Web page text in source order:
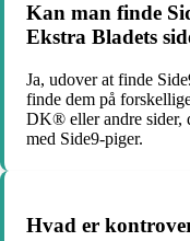
Kan man finde
Ekstra Bladets
Ja, udover at finde
finde dem på
DK® eller andre sider,
med Side9-piger.
Hvad er